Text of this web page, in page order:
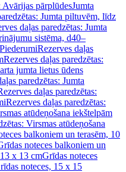
Avārijas pārplūdesJumta
Jumta piltuvēm, līdz
daļas paredzētas: Jumta
sistēma, d40–
PiederumiRezerves daļas
Rezerves daļas paredzētas:
jumta lietus ūdens
paredzētas: Jumta
daļas paredzētas:
Rezerves daļas paredzētas:
atūdeņošana iekštelpām
Virsmas atūdeņošana
balkoniem un terasēm, 10
noteces balkoniem un
x 13 cmGrīdas noteces
noteces, 15 x 15